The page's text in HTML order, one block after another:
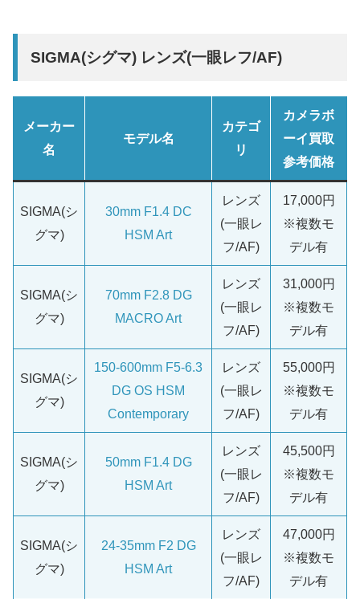
SIGMA(シグマ) レンズ(一眼レフ/AF)
メーカー
名
モデル名
カテゴ
リ
カメラボ
ーイ買取
参考価格
SIGMA(シ
グマ)
30mm F1.4 DC
HSM Art
レンズ
(一眼レ
フ/AF)
17,000円
※複数モ
デル有
SIGMA(シ
グマ)
70mm F2.8 DG
MACRO Art
レンズ
(一眼レ
フ/AF)
31,000円
※複数モ
デル有
SIGMA(シ
グマ)
150-600mm F5-6.3
DG OS HSM
Contemporary
レンズ
(一眼レ
フ/AF)
55,000円
※複数モ
デル有
SIGMA(シ
グマ)
50mm F1.4 DG
HSM Art
レンズ
(一眼レ
フ/AF)
45,500円
※複数モ
デル有
SIGMA(シ
グマ)
24-35mm F2 DG
HSM Art
レンズ
(一眼レ
フ/AF)
47,000円
※複数モ
デル有